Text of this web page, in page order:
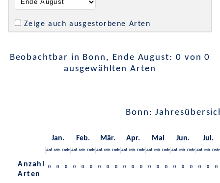
Zeige auch ausgestorbene Arten
Beobachtbar in Bonn, Ende August: 0 von 0
ausgewählten Arten
Bonn:
Jan. Feb. Mär. Apr. Mai Jun. Jul.
Anf. Mit. Ende Anf. Mit. Ende Anf. Mit. Ende Anf. Mit. Ende Anf. Mit. Ende Anf. Mit. Ende Anf. Mit. Ende
Anzahl
Arten
0 0 0 0 0 0 0 0 0 0 0 0 0 0 0 0 0 0 0 0 0